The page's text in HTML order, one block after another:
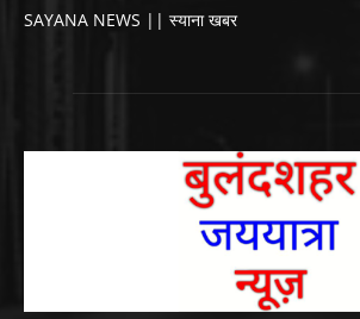
SAYANA NEWS || स्याना खबर